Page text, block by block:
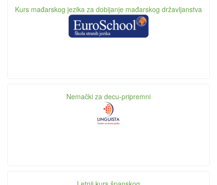
Kurs mađarskog jezika za dobijanje mađarskog državljanstva
Nemački za decu-pripremni